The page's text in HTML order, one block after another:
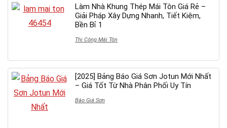
Làm Nhà Khung Thép Mái Tôn Giá Rẻ –
Giải Pháp Xây Dựng Nhanh, Tiết Kiệm,
Bền Bỉ 1
Thi Công Mái Tôn
[2025] Bảng Báo Giá Sơn Jotun Mới Nhất
– Giá Tốt Từ Nhà Phân Phối Uy Tín
Báo Giá Sơn